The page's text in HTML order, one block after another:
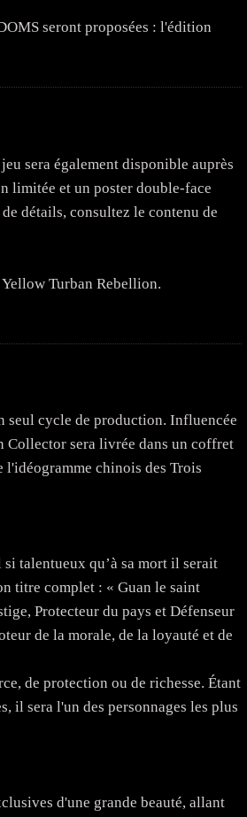
seront proposées : l'édition
sera également disponible auprès
limitée et un poster double-face
détails, consultez le contenu de
Turban Rebellion.
seul cycle de production. Influencée
sera livrée dans un coffret
l'idéogramme chinois des Trois
talentueux qu’à sa mort il serait
titre complet : « Guan le saint
Protecteur du pays et Défenseur
de la morale, de la loyauté et de
de protection ou de richesse. Étant
il sera l'un des personnages les plus
d'une grande beauté, allant